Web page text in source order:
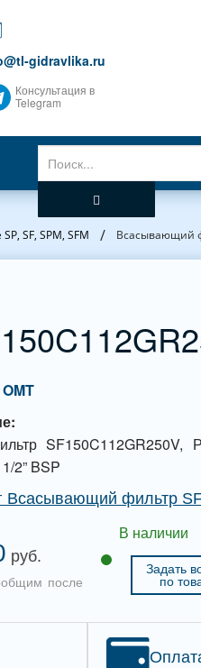
gidravlika.ru
Консультация в
Telegram
SF, SPM, SFM / Всасывающий
OMT
SF150C112GR250V,
2” BSP
Всасывающий фильтр
руб.
после
В наличии
Задать
по